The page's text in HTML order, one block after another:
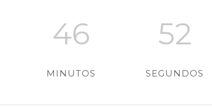
46
MINUTOS
52
SEGUNDOS